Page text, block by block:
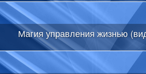
Магия управления жизнью